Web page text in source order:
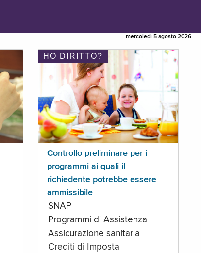
mercoledì 5 agosto 2026
HO DIRITTO?
Controllo preliminare per i
programmi ai quali il
richiedente potrebbe essere
ammissibile
SNAP
Programmi di Assistenza
Assicurazione sanitaria
Crediti di Imposta